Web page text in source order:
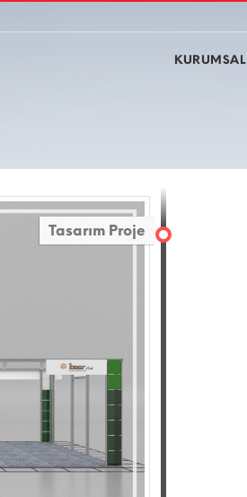
KURUMSAL
Tasarım Proje